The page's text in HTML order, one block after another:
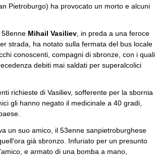
Pietroburgo) ha provocato un morto e alcuni
58enne Mihail Vasiliev , in preda a una feroce
strada, ha notato sulla fermata del bus locale
conoscenti, compagni di sbronze, con i quali
debiti mai saldati per superalcolici
richieste di Vasiliev, sofferente per la sbornia
gli hanno negato il medicinale a 40 gradi,
un suo amico, il 53enne sanpietroburghese
già sbronzo. Infuriato per un presunto
e armato di una bomba a mano,